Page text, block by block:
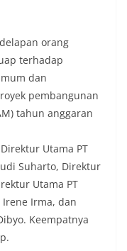
orang
‎terhadap
dan
pembangunan
tahun anggaran
Utama PT
Suharto, Direktur
Utama PT
Irene Irma, dan
Keempatnya